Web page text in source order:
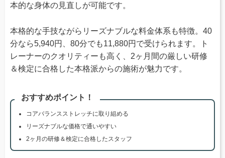
本的な身体の見直しが可能です。
本格的な手技ながらリーズナブルな料金体系も特徴。40
分なら5,940円、80分でも11,880円で受けられます。ト
レーナーのクオリティーも高く、2ヶ月間の厳しい研修
＆検定に合格した本格派からの施術が魅力です。
おすすめポイント！
コアバランスストレッチに取り組める
リーズナブルな価格で通いやすい
2ヶ月の研修＆検定に合格したスタッフ